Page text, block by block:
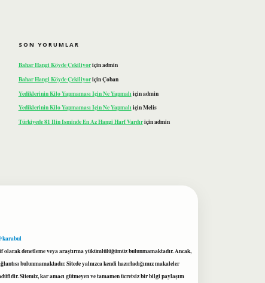
SON YORUMLAR
Bahar Hangi Köyde Çekiliyoriçinadmin
Bahar Hangi Köyde ÇekiliyoriçinÇoban
Yediklerinin Kilo Yapmaması Için Ne Yapmalı içinadmin
Yediklerinin Kilo Yapmaması Için Ne YapmalıiçinMelis
Türkiyede 81 Ilin Isminde En Az Hangi Harf Vardıriçinadmin
denetleme veya araştırma yükümlülüğümüz bulunmamaktadır. Ancak,
bulunmamaktadır. Sitede yalnızca kendi hazırladığımız makaleler
Sitemiz, kar amacı gütmeyen ve tamamen ücretsiz bir bilgi paylaşım